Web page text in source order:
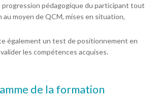
progression pédagogique du participant tout
au moyen de QCM, mises en situation,
également un test de positionnement en
les compétences acquises.
de la formation